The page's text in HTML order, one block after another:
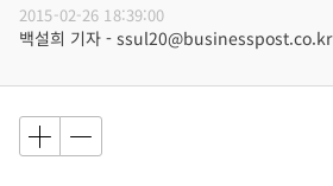
2015-02-26 18:39:00
백설희 기자 - ssul20@businesspost.co.kr